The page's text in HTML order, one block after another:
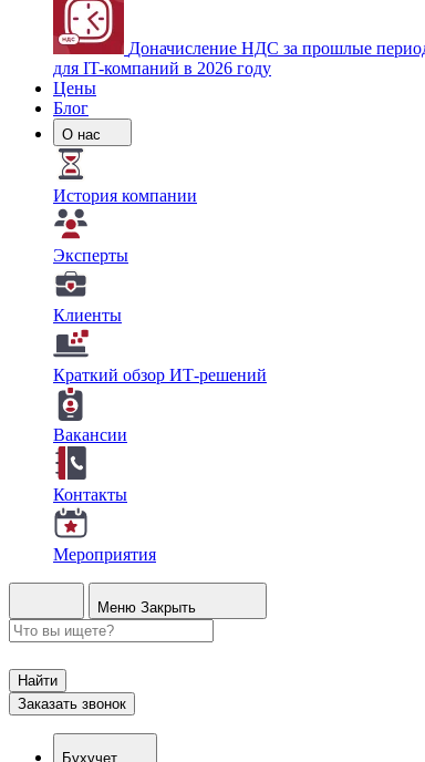
Доначисление НДС за прошлые
для IT-компаний в 2026 году
Цены
Блог
О нас
История компании
Эксперты
Клиенты
Краткий обзор ИТ-решений
Вакансии
Контакты
Мероприятия
Меню Закрыть
Найти
Заказать звонок
Бухучет